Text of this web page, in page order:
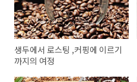
생두에서 로스팅 ,커핑에 이르기
까지의 여정